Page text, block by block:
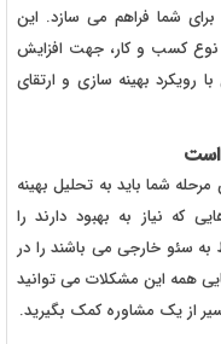
شما فراهم می سازد. این
نوع کسب و کار، جهت افزایش
رویکرد بهینه سازی و ارتقای
است
شما باید به تحلیل بهینه
که نیاز به بهبود دارند را
به سئو خارجی می باشند را در
همه این مشکلات می توانید
از یک مشاوره کمک بگیرید.